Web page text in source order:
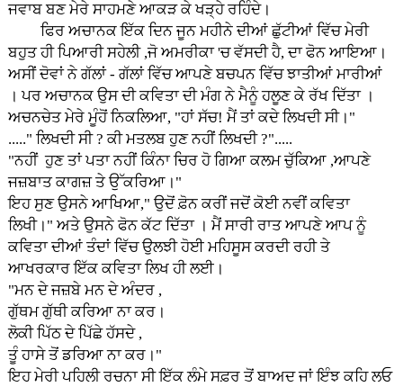
ਜਵਾਬ ਬਣ ਮੇਰੇ ਸਾਹਮਣੇ ਆਕੜ ਕੇ ਖੜ੍ਹੇ ਰਹਿੰਦੇ।
ਫਿਰ ਅਚਾਨਕ ਇੱਕ ਦਿਨ ਜੂਨ ਮਹੀਨੇ ਦੀਆਂ ਛੁੱਟੀਆਂ ਵਿੱਚ ਮੇਰੀ
ਬਹੁਤ ਹੀ ਪਿਆਰੀ ਸਹੇਲੀ ,ਜੋ ਅਮਰੀਕਾ 'ਚ ਵੱਸਦੀ ਹੈ, ਦਾ ਫੋਨ ਆਇਆ।
ਅਸੀਂ ਦੋਵਾਂ ਨੇ ਗੱਲਾਂ - ਗੱਲਾਂ ਵਿੱਚ ਆਪਣੇ ਬਚਪਨ ਵਿੱਚ ਝਾਤੀਆਂ ਮਾਰੀਆਂ
। ਪਰ ਅਚਾਨਕ ਉਸ ਦੀ ਕਵਿਤਾ ਦੀ ਮੰਗ ਨੇ ਮੈਨੂੰ ਹਲੂਣ ਕੇ ਰੱਖ ਦਿੱਤਾ ।
ਅਚਨਚੇਤ ਮੇਰੇ ਮੂੰਹੋਂ ਨਿਕਲਿਆ, "ਹਾਂ ਸੱਚ! ਮੈਂ ਤਾਂ ਕਦੇ ਲਿਖਦੀ ਸੀ।"
....." ਲਿਖਦੀ ਸੀ ? ਕੀ ਮਤਲਬ ਹੁਣ ਨਹੀਂ ਲਿਖਦੀ ?".....
"ਨਹੀਂ ਹੁਣ ਤਾਂ ਪਤਾ ਨਹੀਂ ਕਿੰਨਾ ਚਿਰ ਹੋ ਗਿਆ ਕਲਮ ਚੁੱਕਿਆ ,ਆਪਣੇ
ਜਜ਼ਬਾਤ ਕਾਗਜ਼ ਤੇ ਉੱਕਰਿਆ।"
ਇਹ ਸੁਣ ਉਸਨੇ ਆਖਿਆ," ਉਦੋਂ ਫ਼ੋਨ ਕਰੀਂ ਜਦੋਂ ਕੋਈ ਨਵੀਂ ਕਵਿਤਾ
ਲਿਖੀ।" ਅਤੇ ਉਸਨੇ ਫੋਨ ਕੱਟ ਦਿੱਤਾ । ਮੈਂ ਸਾਰੀ ਰਾਤ ਆਪਣੇ ਆਪ ਨੂੰ
ਕਵਿਤਾ ਦੀਆਂ ਤੰਦਾਂ ਵਿੱਚ ਉਲਝੀ ਹੋਈ ਮਹਿਸੂਸ ਕਰਦੀ ਰਹੀ ਤੇ
ਆਖਰਕਾਰ ਇੱਕ ਕਵਿਤਾ ਲਿਖ ਹੀ ਲਈ।
"ਮਨ ਦੇ ਜਜ਼ਬੇ ਮਨ ਦੇ ਅੰਦਰ ,
ਗੁੱਥਮ ਗੁੱਥੀ ਕਰਿਆ ਨਾ ਕਰ।
ਲੋਕੀ ਪਿੱਠ ਦੇ ਪਿੱਛੇ ਹੱਸਦੇ ,
ਤੂੰ ਹਾਸੇ ਤੋਂ ਡਰਿਆ ਨਾ ਕਰ।"
ਇਹ ਮੇਰੀ ਪਹਿਲੀ ਰਚਨਾ ਸੀ ਇੱਕ ਲੰਮੇ ਸਫ਼ਰ ਤੋਂ ਬਾਅਦ ਜਾਂ ਇੰਝ ਕਹਿ ਲਓ